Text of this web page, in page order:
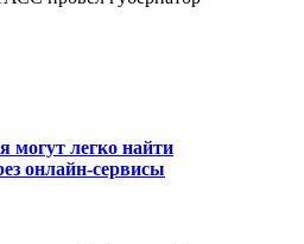
легко найти
онлайн-сервисы